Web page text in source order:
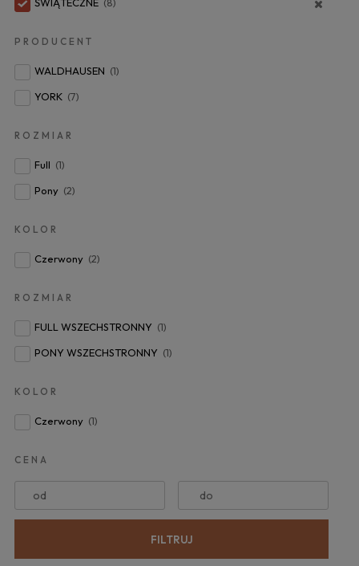
PRODUCENT
WALDHAUSEN (1)
YORK (7)
ROZMIAR
Full (1)
Pony (2)
KOLOR
Czerwony (2)
ROZMIAR
FULL WSZECHSTRONNY (1)
PONY WSZECHSTRONNY (1)
KOLOR
Czerwony (1)
CENA
od do
FILTRUJ